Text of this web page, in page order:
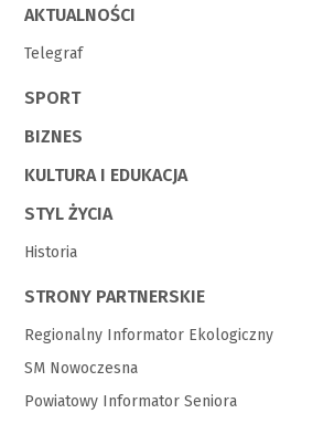
AKTUALNOŚCI
Telegraf
SPORT
BIZNES
KULTURA I EDUKACJA
STYL ŻYCIA
Historia
STRONY PARTNERSKIE
Regionalny Informator Ekologiczny
SM Nowoczesna
Powiatowy Informator Seniora